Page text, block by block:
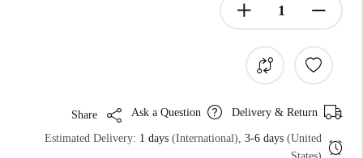
Delivery & Return
Ask a Question
Estimated Delivery: 1 days (International), 3-6 days (United